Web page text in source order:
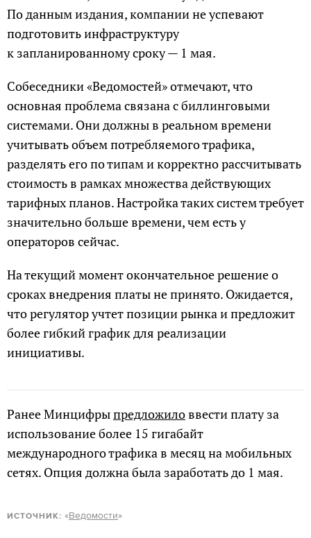
По данным издания, компании не успевают
подготовить инфраструктуру
к запланированному сроку — 1 мая.
Собеседники «Ведомостей» отмечают, что
основная проблема связана с биллинговыми
системами. Они должны в реальном времени
учитывать объем потребляемого трафика,
разделять его по типам и корректно рассчитывать
стоимость в рамках множества действующих
тарифных планов. Настройка таких систем требует
значительно больше времени, чем есть у
операторов сейчас.
На текущий момент окончательное решение о
сроках внедрения платы не принято. Ожидается,
что регулятор учтет позиции рынка и предложит
более гибкий график для реализации
инициативы.
Ранее Минцифрыпредложиловвести плату за
использование более 15 гигабайт
международного трафика в месяц на мобильных
сетях. Опция должна была заработать до 1 мая.
ИСТОЧНИК: «Ведомости»